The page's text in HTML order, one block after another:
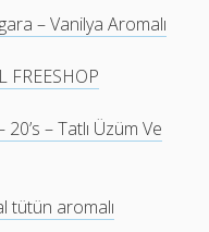
– Vanilya Aromalı
FREESHOP
– Tatlı Üzüm Ve
tütün aromalı